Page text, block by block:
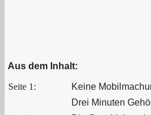
Aus dem Inhalt:
Seite 1:
Keine
Drei Minuten